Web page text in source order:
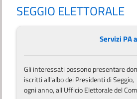
SEGGIO ELETTORALE
Servizi PA
Gli interessati possono presentare
iscritti all'albo dei Presidenti di
ogni anno, all'Ufficio Elettorale del